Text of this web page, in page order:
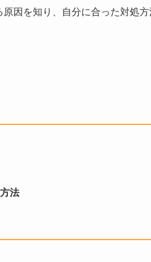
原因を知り、自分に合った対処
法